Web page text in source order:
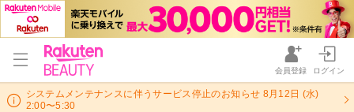
会員登録 ログイン
システムメンテナンスに伴うサービス停止のお知らせ 8月12日 (水)
2:00〜5:30